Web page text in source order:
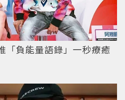
負能量語錄」一秒療癒